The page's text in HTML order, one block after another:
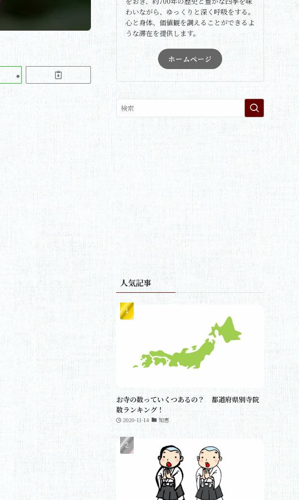
わいながら、ゆっくりと深く呼吸をする。
心と身体、価値観を調えることができるよ
うな滞在を提供します。
ホームページ
人気記事
お寺の数っていくつあるの？ 都道府県別寺院
数ランキング！
2020-11-14 知恵